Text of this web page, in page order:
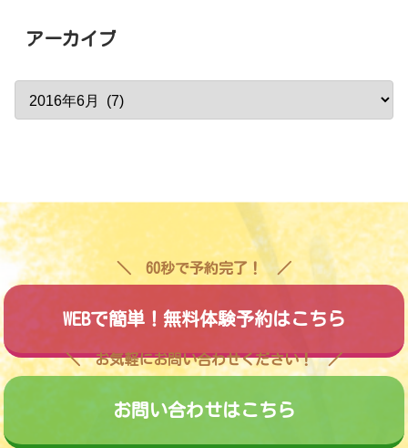
アーカイブ
60秒で予約完了！
WEBで簡単！無料体験予約はこちら
お気軽にお問い合わせください！
お問い合わせはこちら